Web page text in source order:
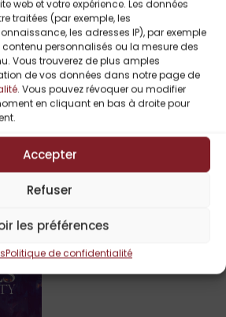
web et votre expérience. Les données
traitées (par exemple, les
les adresses IP), par exemple
personnalisés ou la mesure des
Vous trouverez de plus amples
de vos données dans notre page de
. Vous pouvez révoquer ou modifier
en cliquant en bas à droite pour
Accepter
Refuser
les préférences
Politique de confidentialité
psychologique /
/ lutte contre soi-
passé / dilemme moral
par l’amour
Similaires